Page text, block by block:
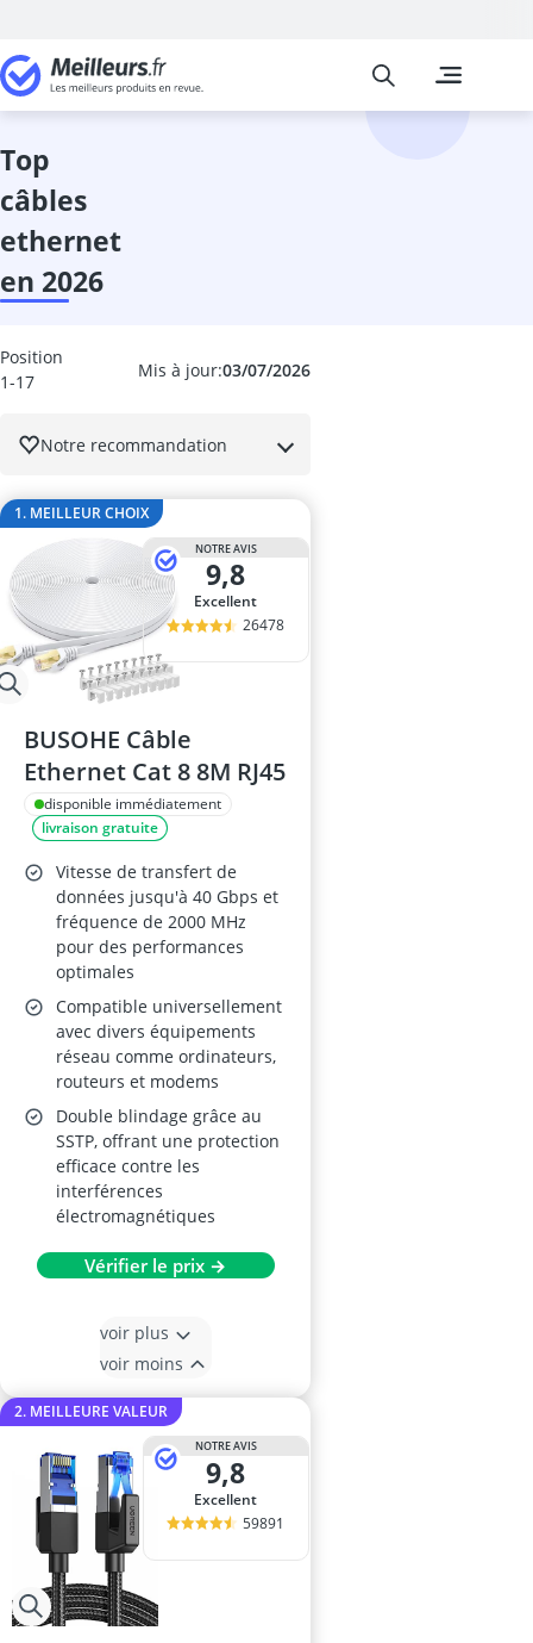
Informatique
Acer Aspire 5
Meilleurs
top
câbles
ethernet
en 2026
Mis à jour:03/07/2026
Position
1-17
Notre recommandation
1. MEILLEUR CHOIX
NOTRE AVIS
9,8
Excellent
26478
BUSOHE Câble
Ethernet Cat 8 8M RJ45
disponible immédiatement
livraison gratuite
Vitesse de transfert de
données jusqu'à 40 Gbps et
fréquence de 2000 MHz
pour des performances
optimales
Compatible universellement
avec divers équipements
réseau comme ordinateurs,
routeurs et modems
Double blindage grâce au
SSTP, offrant une protection
efficace contre les
interférences
électromagnétiques
Vérifier le prix →
voir plus
voir moins
2. MEILLEURE VALEUR
NOTRE AVIS
9,8
Excellent
59891